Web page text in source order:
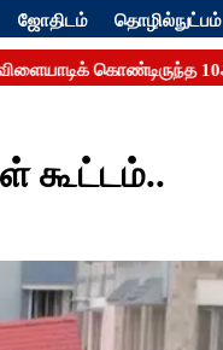
ஜோதிடம் தொழில்நுட்பம்
கூட்டம்..